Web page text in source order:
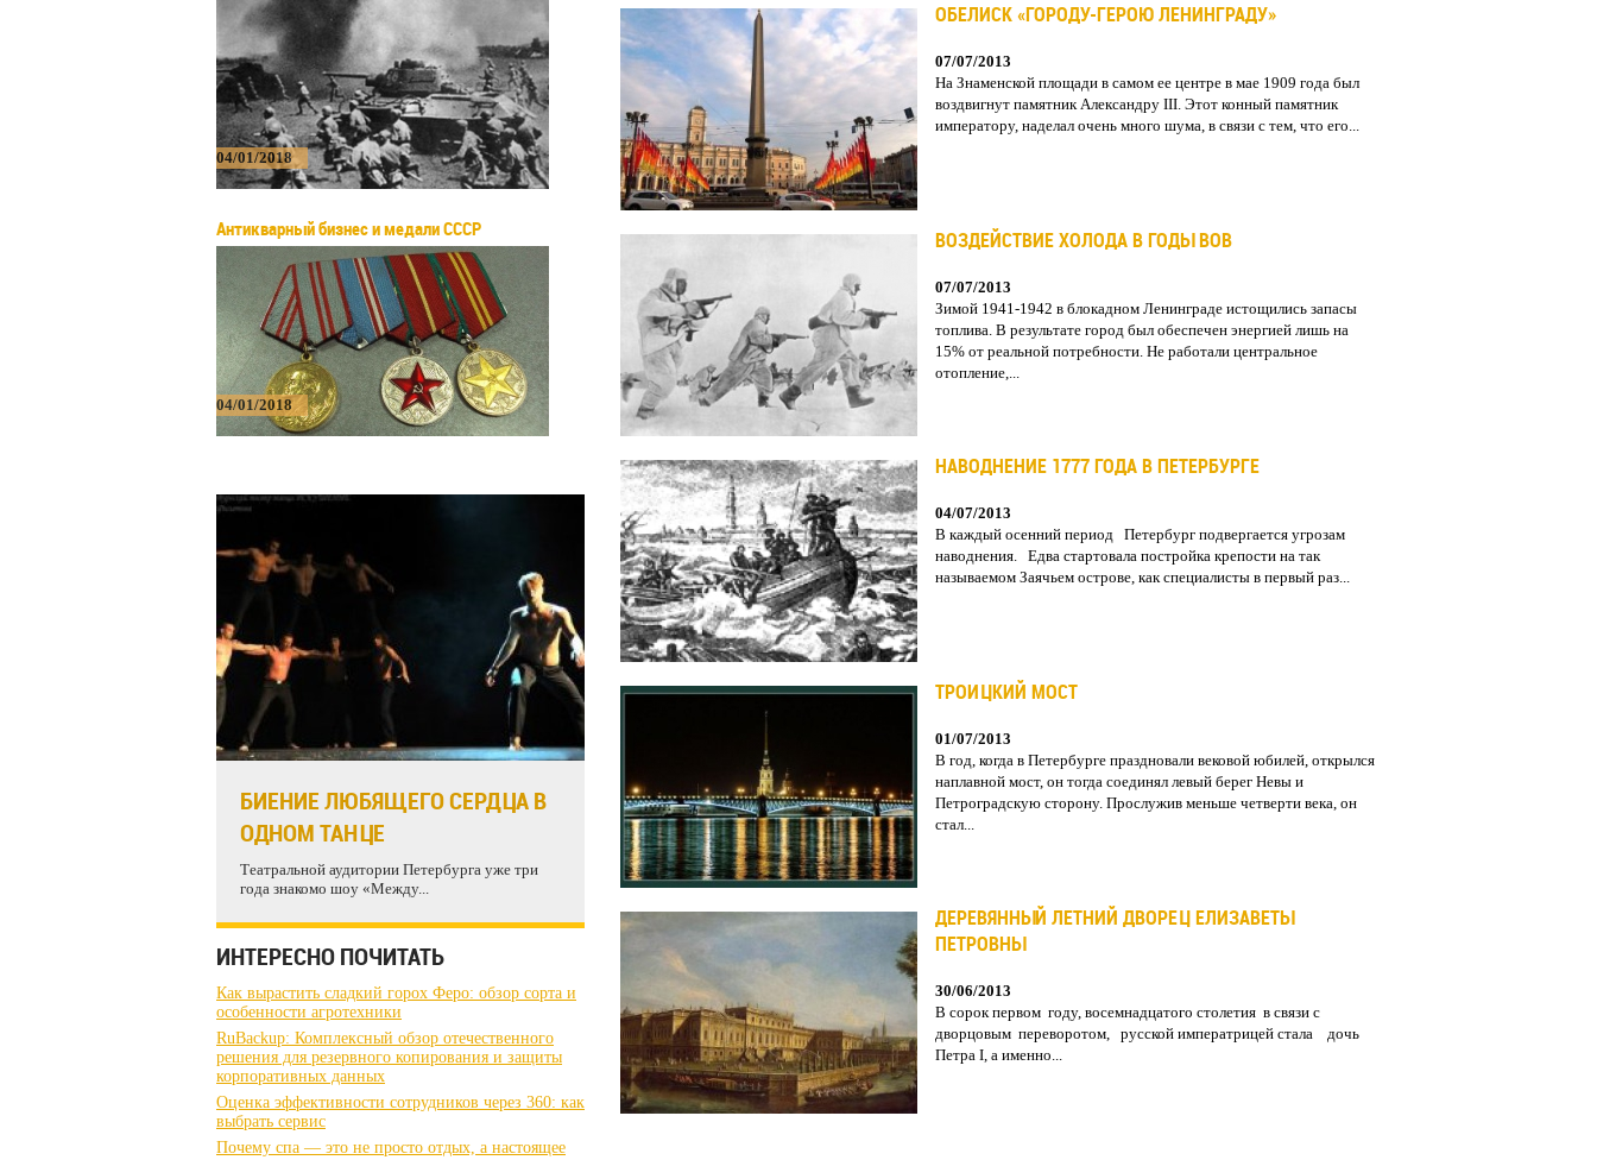
04/01/2018
Антикварный бизнес и медали СССР
04/01/2018
БИЕНИЕ ЛЮБЯЩЕГО СЕРДЦА В
ОДНОМ ТАНЦЕ
Театральной аудитории Петербурга уже три
года знакомо шоу «Между...
ИНТЕРЕСНО ПОЧИТАТЬ
Как вырастить сладкий горох Феро: обзор сорта и
особенности агротехники
RuBackup: Комплексный обзор отечественного
решения для резервного копирования и защиты
корпоративных данных
Оценка эффективности сотрудников через 360: как
выбрать сервис
Почему спа — это не просто отдых, а настоящее
ОБЕЛИСК «ГОРОДУ-ГЕРОЮ ЛЕНИНГРАДУ»
07/07/2013
На Знаменской площади в самом ее центре в мае 1909 года был
воздвигнут памятник Александру III. Этот конный памятник
императору, наделал очень много шума, в связи с тем, что его...
ВОЗДЕЙСТВИЕ ХОЛОДА В ГОДЫ ВОВ
07/07/2013
Зимой 1941-1942 в блокадном Ленинграде истощились запасы
топлива. В результате город был обеспечен энергией лишь на
15% от реальной потребности. Не работали центральное
отопление,...
НАВОДНЕНИЕ 1777 ГОДА В ПЕТЕРБУРГЕ
04/07/2013
В каждый осенний период Петербург подвергается угрозам
наводнения. Едва стартовала постройка крепости на так
называемом Заячьем острове, как специалисты в первый раз...
ТРОИЦКИЙ МОСТ
01/07/2013
В год, когда в Петербурге праздновали вековой юбилей, открылся
наплавной мост, он тогда соединял левый берег Невы и
Петроградскую сторону. Прослужив меньше четверти века, он
стал...
ДЕРЕВЯННЫЙ ЛЕТНИЙ ДВОРЕЦ ЕЛИЗАВЕТЫ
ПЕТРОВНЫ
30/06/2013
В сорок первом году, восемнадцатого столетия в связи с
дворцовым переворотом, русской императрицей стала дочь
Петра I, а именно...